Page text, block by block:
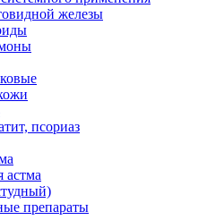
железы
псориаз
астма
препараты